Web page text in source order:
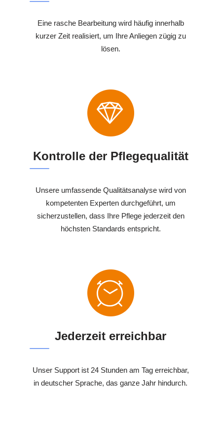
Eine rasche Bearbeitung wird häufig innerhalb
kurzer Zeit realisiert, um Ihre Anliegen zügig zu
lösen.
Kontrolle der Pflegequalität
Unsere umfassende Qualitätsanalyse wird von
kompetenten Experten durchgeführt, um
sicherzustellen, dass Ihre Pflege jederzeit den
höchsten Standards entspricht.
Jederzeit erreichbar
Unser Support ist 24 Stunden am Tag erreichbar,
in deutscher Sprache, das ganze Jahr hindurch.